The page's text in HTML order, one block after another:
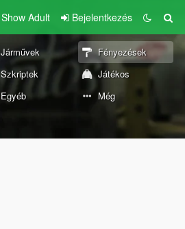
Show Adult Bejelentkezés
Járművek
Fényezések
Szkriptek
Játékos
Egyéb Még